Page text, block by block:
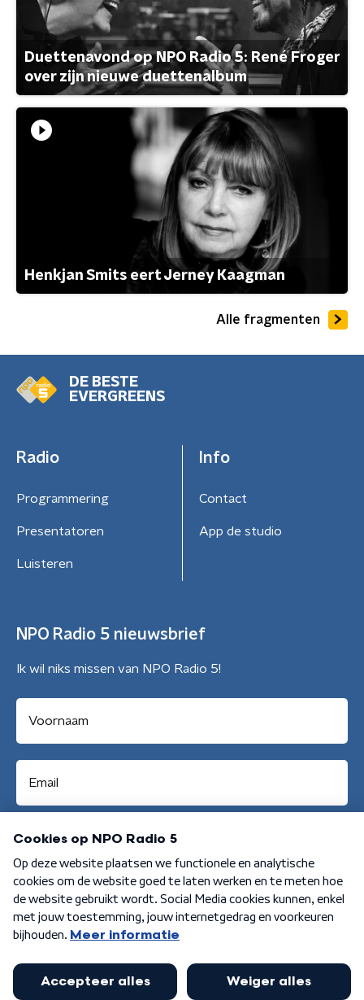
Duettenavond op NPO Radio 5: René Froger
over zijn nieuwe duettenalbum
Henkjan Smits eert Jerney Kaagman
Alle fragmenten
DE BESTE
EVERGREENS
Radio
Programmering
Presentatoren
Luisteren
Info
Contact
App de studio
NPO Radio 5 nieuwsbrief
Ik wil niks missen van NPO Radio 5!
Aanmelden
Algemene voorwaarden Privacybeleid